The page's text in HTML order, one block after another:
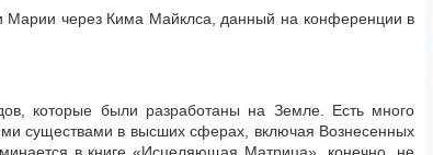
Марии через Кима Майклса, данный на конференции в
которые были разработаны на Земле. Есть много
существами в высших сферах, включая Вознесенных